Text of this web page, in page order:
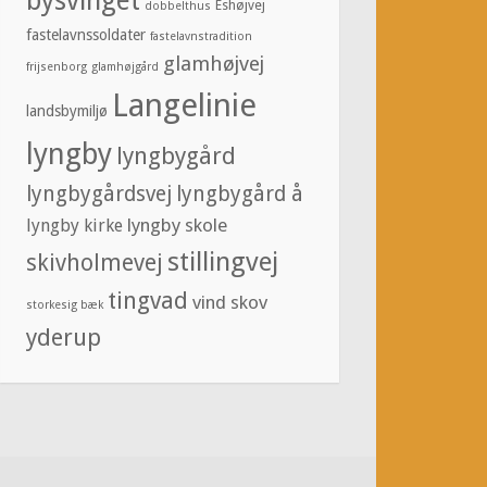
dobbelthus Eshøjvej
fastelavnssoldater fastelavnstradition
frijsenborg glamhøjgård glamhøjvej
landsbymiljø Langelinie
lyngby lyngbygård
lyngbygårdsvej lyngbygård å
lyngby kirke lyngby skole
skivholmevej stillingvej
storkesig bæk tingvad vind skov
yderup